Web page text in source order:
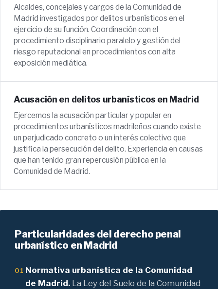
Alcaldes, concejales y cargos de la Comunidad de
Madrid investigados por delitos urbanísticos en el
ejercicio de su función. Coordinación con el
procedimiento disciplinario paralelo y gestión del
riesgo reputacional en procedimientos con alta
exposición mediática.
Acusación en delitos urbanísticos en Madrid
Ejercemos la acusación particular y popular en
procedimientos urbanísticos madrileños cuando existe
un perjudicado concreto o un interés colectivo que
justifica la persecución del delito. Experiencia en causas
que han tenido gran repercusión pública en la
Comunidad de Madrid.
Particularidades del derecho penal
urbanístico en Madrid
01 Normativa urbanística de la Comunidad
de Madrid.La Ley del Suelo de la Comunidad